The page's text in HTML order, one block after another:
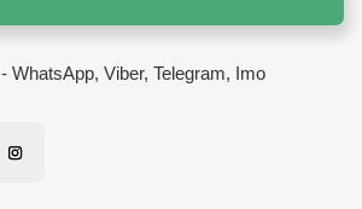
- WhatsApp, Viber, Telegram, Imo